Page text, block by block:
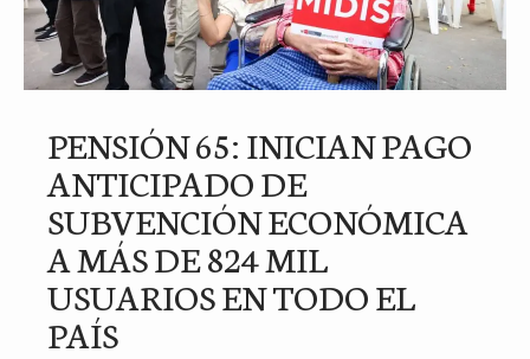
PENSIÓN 65: INICIAN PAGO
ANTICIPADO DE
SUBVENCIÓN ECONÓMICA
A MÁS DE 824 MIL
USUARIOS EN TODO EL
PAÍS